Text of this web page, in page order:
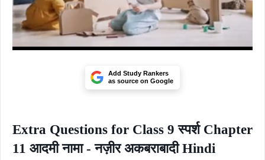
Add Study Rankers
as source on Google
Extra Questions for Class 9 स्पर्श Chapter
11 आदमी नामा - नज़ीर अकबराबादी Hindi